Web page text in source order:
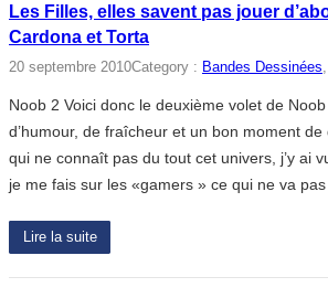
Les Filles, elles savent pas jouer
Cardona et Torta
20 septembre 2010Category : Bandes Dessinées,
Noob 2 Voici donc le deuxième volet de
d’humour, de fraîcheur et un bon moment
qui ne connaît pas du tout cet univers, j’y ai
je me fais sur les «gamers » ce qui ne va
Lire la suite